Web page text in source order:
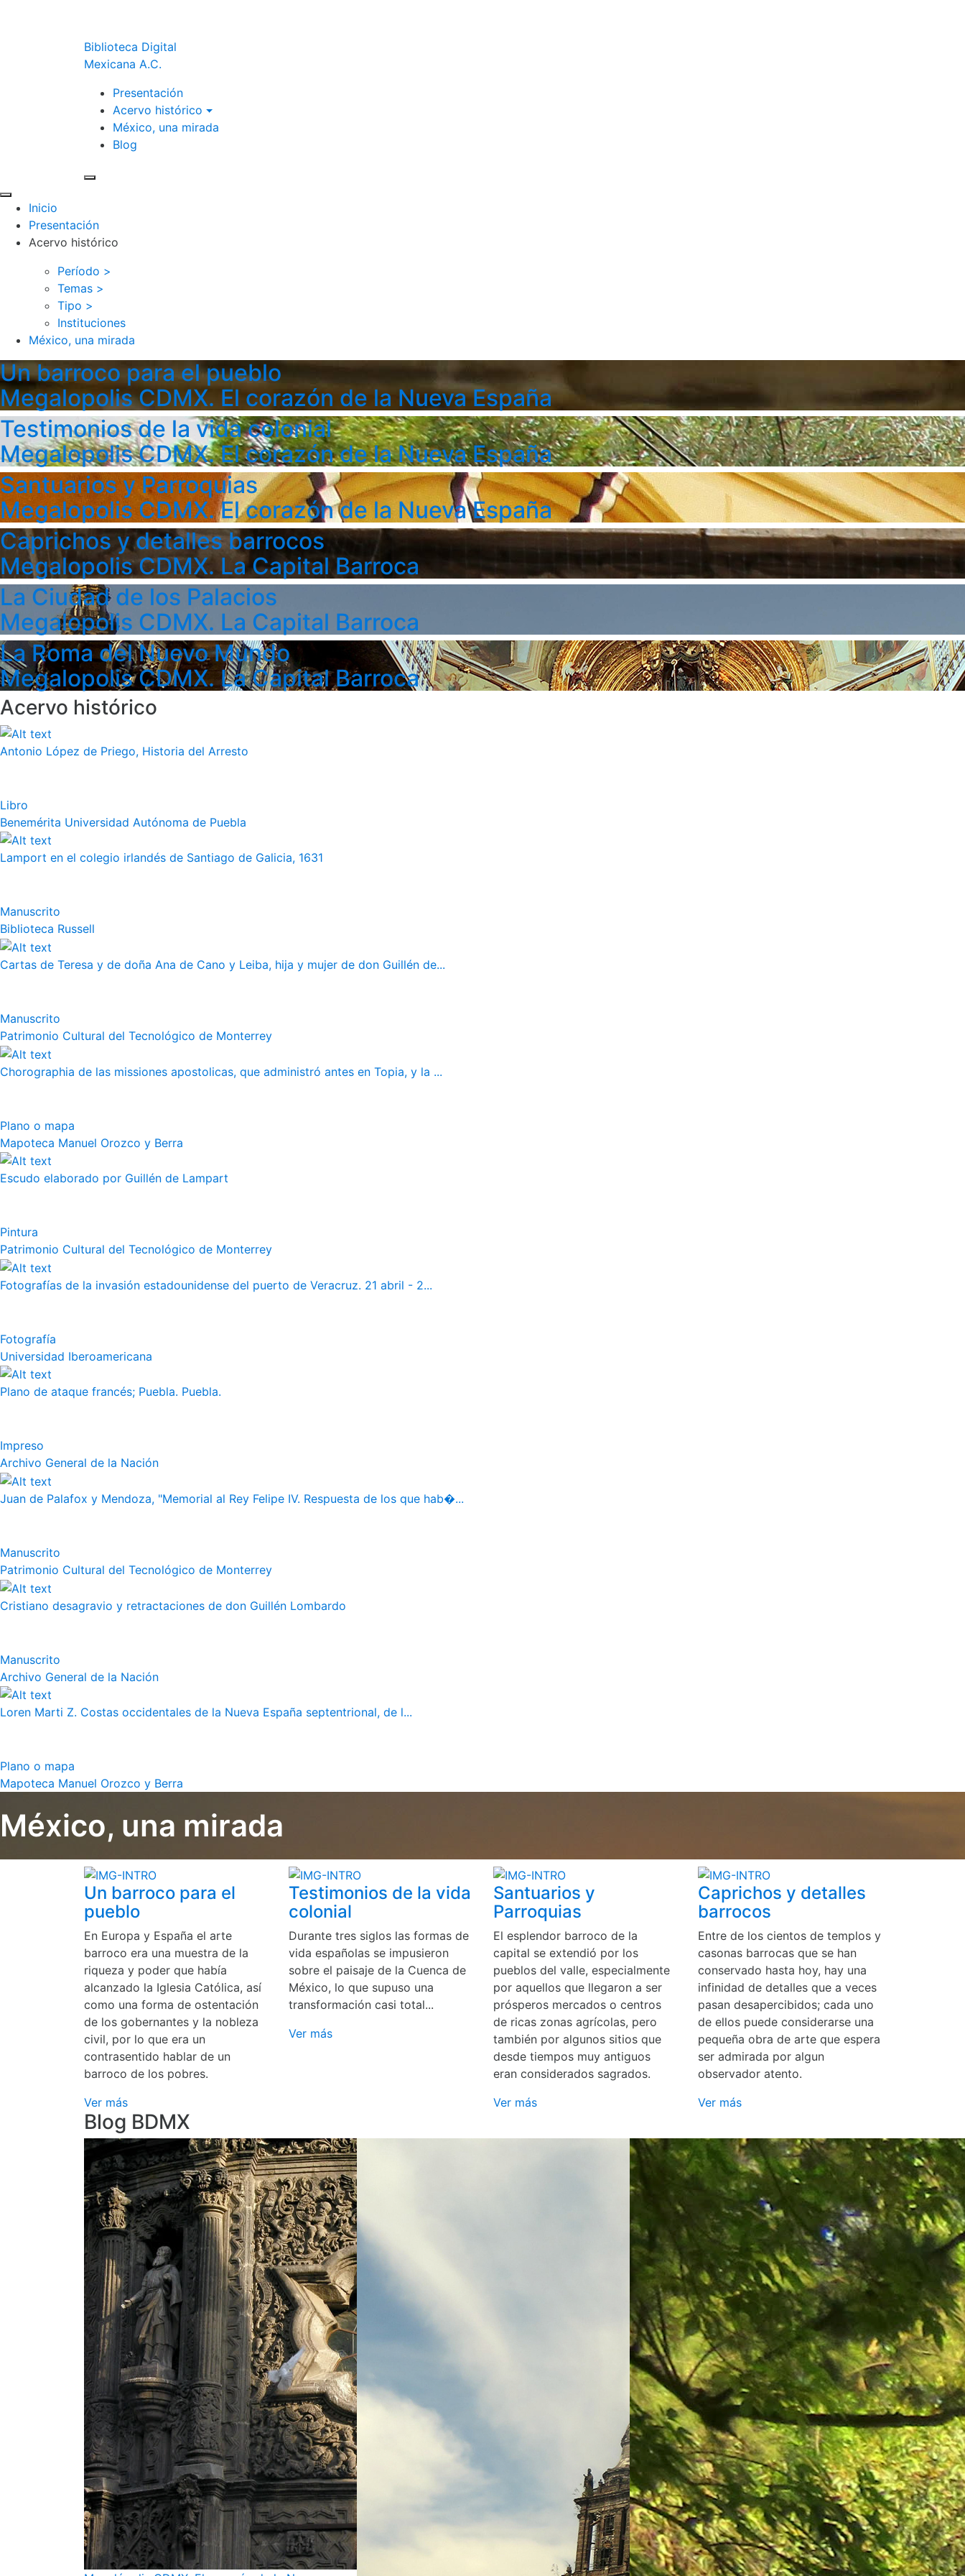
Biblioteca Digital
Mexicana A.C.
Presentación
Acervo histórico
México, una mirada
Blog
Inicio
Presentación
Acervo histórico
Período >
Temas >
Tipo >
Instituciones
México, una mirada
Un barroco para el pueblo
Megalopolis CDMX. El corazón de la Nueva España
Testimonios de la vida colonial
Megalopolis CDMX. El corazón de la Nueva España
Santuarios y Parroquias
Megalopolis CDMX. El corazón de la Nueva España
Caprichos y detalles barrocos
Megalopolis CDMX. La Capital Barroca
La Ciudad de los Palacios
Megalopolis CDMX. La Capital Barroca
La Roma del Nuevo Mundo
Megalopolis CDMX. La Capital Barroca
Acervo histórico
Antonio López de Priego, Historia del Arresto
Libro
Benemérita Universidad Autónoma de Puebla
Lamport en el colegio irlandés de Santiago de Galicia, 1631
Manuscrito
Biblioteca Russell
Cartas de Teresa y de doña Ana de Cano y Leiba, hija y mujer de don Guillén de...
Manuscrito
Patrimonio Cultural del Tecnológico de Monterrey
Chorographia de las missiones apostolicas, que administró antes en Topia, y la ...
Plano o mapa
Mapoteca Manuel Orozco y Berra
Escudo elaborado por Guillén de Lampart
Pintura
Patrimonio Cultural del Tecnológico de Monterrey
Fotografías de la invasión estadounidense del puerto de Veracruz. 21 abril - 2...
Fotografía
Universidad Iberoamericana
Plano de ataque francés; Puebla. Puebla.
Impreso
Archivo General de la Nación
Juan de Palafox y Mendoza, "Memorial al Rey Felipe IV. Respuesta de los que hab�...
Manuscrito
Patrimonio Cultural del Tecnológico de Monterrey
Cristiano desagravio y retractaciones de don Guillén Lombardo
Manuscrito
Archivo General de la Nación
Loren Marti Z. Costas occidentales de la Nueva España septentrional, de l...
Plano o mapa
Mapoteca Manuel Orozco y Berra
México, una mirada
Un barroco para el
pueblo
En Europa y España el arte
barroco era una muestra de la
riqueza y poder que había
alcanzado la Iglesia Católica, así
como una forma de ostentación
de los gobernantes y la nobleza
civil, por lo que era un
contrasentido hablar de un
barroco de los pobres.
Ver más
Testimonios de la vida
colonial
Durante tres siglos las formas de
vida españolas se impusieron
sobre el paisaje de la Cuenca de
México, lo que supuso una
transformación casi total...
Ver más
Santuarios y
Parroquias
El esplendor barroco de la
capital se extendió por los
pueblos del valle, especialmente
por aquellos que llegaron a ser
prósperos mercados o centros
de ricas zonas agrícolas, pero
también por algunos sitios que
desde tiempos muy antiguos
eran considerados sagrados.
Ver más
Caprichos y detalles
barrocos
Entre de los cientos de templos y
casonas barrocas que se han
conservado hasta hoy, hay una
infinidad de detalles que a veces
pasan desapercibidos; cada uno
de ellos puede considerarse una
pequeña obra de arte que espera
ser admirada por algun
observador atento.
Ver más
Blog BDMX